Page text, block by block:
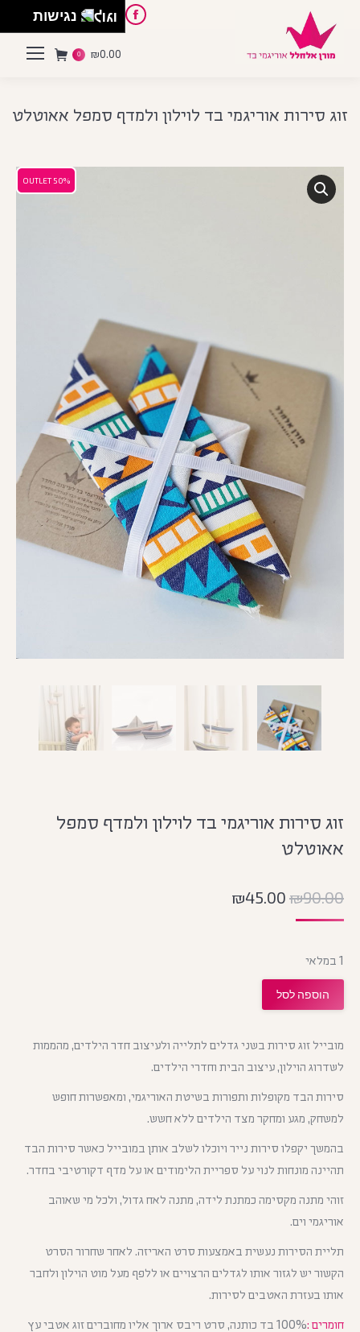
Facebook
Pinterest
Instagram
English
₪0.00
0
זוג סירות אוריגמי בד לוילון ולמדף סמפל אאוטלט
50% OUTLET
50% OUTLET
זוג סירות אוריגמי בד לוילון ולמדף סמפל
אאוטלט
₪90.00
₪45.00
מובייל זוג סירות בשני גדלים לתלייה ולעיצוב חדר הילדים, מהממות
לשדרוג הוילון, עיצוב הבית וחדרי הילדים.
סירות הבד מקופלות ותפורות בשיטת האוריגמי, ומאפשרות חופש
למשחק, מגע ומחקר מצד הילדים ללא חשש.
בהמשך יקפלו סירות נייר ויוכלו לשלב אותן במובייל כאשר סירות הבד
תהיינה מונחות לנוי על ספריית הלימודים או על מדף דקורטיבי בחדר.
זוהי מתנה מקסימה כמתנת לידה, מתנה לאח גדול, ולכל מי שאוהב
אוריגמי וים.
תליית הסירות נעשית באמצעות סרט האריזה. לאחר שחרור הסרט
הקשור יש לגזור אותו לגדלים הרצויים או ללפף מעל מוט הוילון ולחבר
אותו בעזרת האטבים לסירות.
חומרים :
100% בד כותנה, סרט ריבס ארוך אליו מחוברים זוג אטבי עץ
1 במלאי
הוספה לסל
נגישות